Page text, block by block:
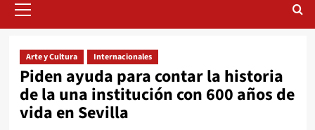
primario
Arte y Cultura Internacionales
Piden ayuda para contar la historia
de la una institución con 600 años de
vida en Sevilla